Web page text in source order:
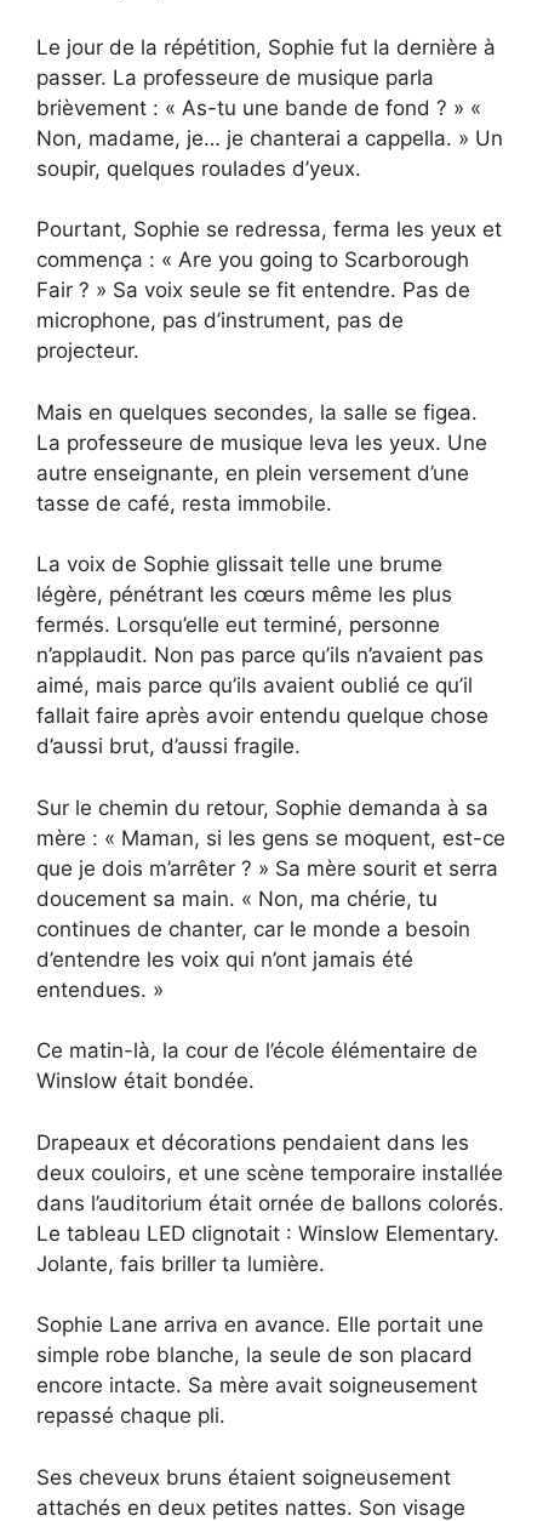
Le jour de la répétition, Sophie fut la dernière à
passer. La professeure de musique parla
brièvement : « As-tu une bande de fond ? » «
Non, madame, je… je chanterai a cappella. » Un
soupir, quelques roulades d’yeux.
Pourtant, Sophie se redressa, ferma les yeux et
commença : « Are you going to Scarborough
Fair ? » Sa voix seule se fit entendre. Pas de
microphone, pas d’instrument, pas de
projecteur.
Mais en quelques secondes, la salle se figea.
La professeure de musique leva les yeux. Une
autre enseignante, en plein versement d’une
tasse de café, resta immobile.
La voix de Sophie glissait telle une brume
légère, pénétrant les cœurs même les plus
fermés. Lorsqu’elle eut terminé, personne
n’applaudit. Non pas parce qu’ils n’avaient pas
aimé, mais parce qu’ils avaient oublié ce qu’il
fallait faire après avoir entendu quelque chose
d’aussi brut, d’aussi fragile.
Sur le chemin du retour, Sophie demanda à sa
mère : « Maman, si les gens se moquent, est-ce
que je dois m’arrêter ? » Sa mère sourit et serra
doucement sa main. « Non, ma chérie, tu
continues de chanter, car le monde a besoin
d’entendre les voix qui n’ont jamais été
entendues. »
Ce matin-là, la cour de l’école élémentaire de
Winslow était bondée.
Drapeaux et décorations pendaient dans les
deux couloirs, et une scène temporaire installée
dans l’auditorium était ornée de ballons colorés.
Le tableau LED clignotait : Winslow Elementary.
Jolante, fais briller ta lumière.
Sophie Lane arriva en avance. Elle portait une
simple robe blanche, la seule de son placard
encore intacte. Sa mère avait soigneusement
repassé chaque pli.
Ses cheveux bruns étaient soigneusement
attachés en deux petites nattes. Son visage